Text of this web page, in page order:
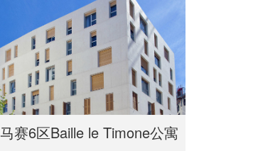
马赛6区Baille le Timone公寓